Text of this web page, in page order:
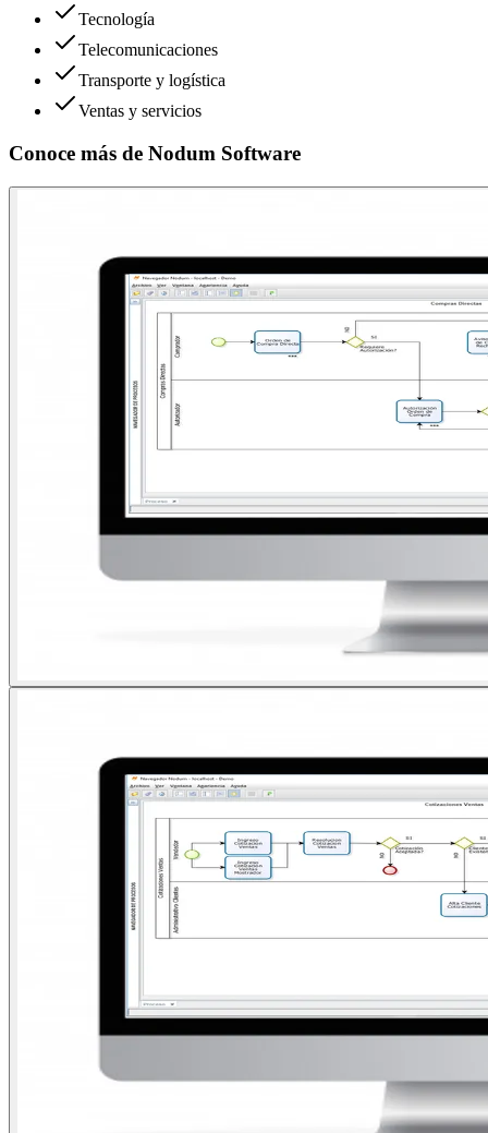
Tecnología
Telecomunicaciones
Transporte y logística
Ventas y servicios
Conoce más de Nodum Software